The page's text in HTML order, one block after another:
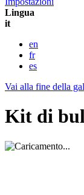
Lingua
it
en
fr
es
Vai alla fine della
Kit di